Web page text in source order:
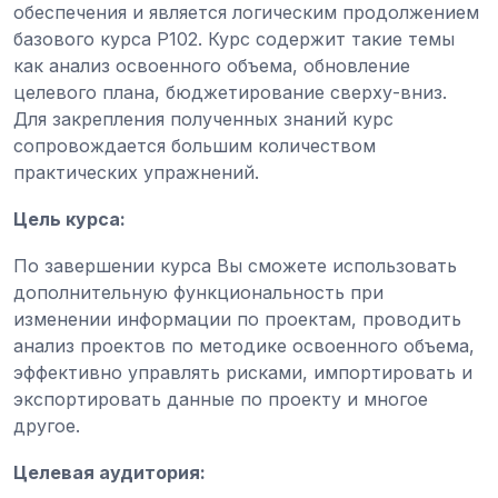
обеспечения и является логическим продолжением
базового курса P102. Курс содержит такие темы
как анализ освоенного объема, обновление
целевого плана, бюджетирование сверху-вниз.
Для закрепления полученных знаний курс
сопровождается большим количеством
практических упражнений.
Цель курса:
По завершении курса Вы сможете использовать
дополнительную функциональность при
изменении информации по проектам, проводить
анализ проектов по методике освоенного объема,
эффективно управлять рисками, импортировать и
экспортировать данные по проекту и многое
другое.
Целевая аудитория: